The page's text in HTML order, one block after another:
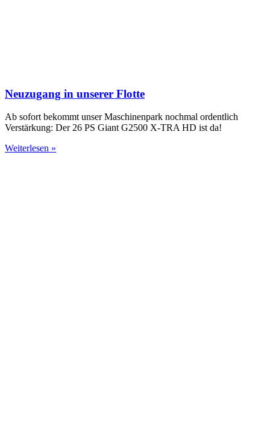
Neuzugang in unserer Flotte
Ab sofort bekommt unser Maschinenpark nochmal ordentlich
Verstärkung: Der 26 PS Giant G2500 X-TRA HD ist da!
Weiterlesen »